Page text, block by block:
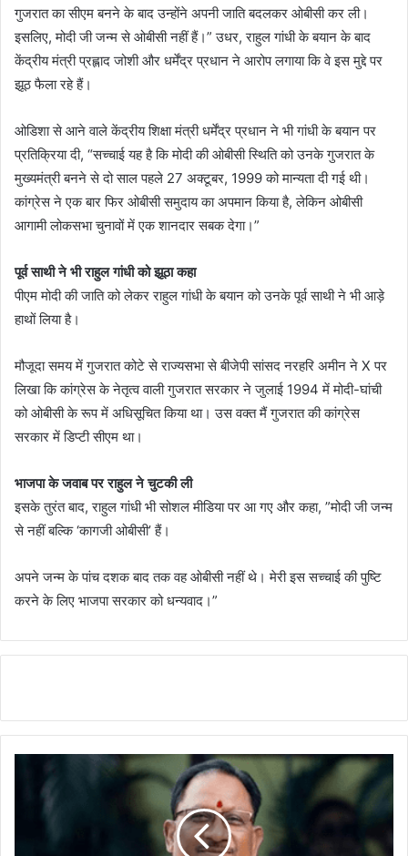
गुजरात का सीएम बनने के बाद उन्होंने अपनी जाति बदलकर ओबीसी कर ली।
इसलिए, मोदी जी जन्म से ओबीसी नहीं हैं।” उधर, राहुल गांधी के बयान के बाद
केंद्रीय मंत्री प्रह्लाद जोशी और धर्मेंद्र प्रधान ने आरोप लगाया कि वे इस मुद्दे पर
झूठ फैला रहे हैं।
ओडिशा से आने वाले केंद्रीय शिक्षा मंत्री धर्मेंद्र प्रधान ने भी गांधी के बयान पर
प्रतिक्रिया दी, “सच्चाई यह है कि मोदी की ओबीसी स्थिति को उनके गुजरात के
मुख्यमंत्री बनने से दो साल पहले 27 अक्टूबर, 1999 को मान्यता दी गई थी।
कांग्रेस ने एक बार फिर ओबीसी समुदाय का अपमान किया है, लेकिन ओबीसी
आगामी लोकसभा चुनावों में एक शानदार सबक देगा।”
पूर्व साथी ने भी राहुल गांधी को झूठा कहा
पीएम मोदी की जाति को लेकर राहुल गांधी के बयान को उनके पूर्व साथी ने भी आड़े
हाथों लिया है।
मौजूदा समय में गुजरात कोटे से राज्यसभा से बीजेपी सांसद नरहरि अमीन ने X पर
लिखा कि कांग्रेस के नेतृत्व वाली गुजरात सरकार ने जुलाई 1994 में मोदी-घांची
को ओबीसी के रूप में अधिसूचित किया था। उस वक्त मैं गुजरात की कांग्रेस
सरकार में डिप्टी सीएम था।
भाजपा के जवाब पर राहुल ने चुटकी ली
इसके तुरंत बाद, राहुल गांधी भी सोशल मीडिया पर आ गए और कहा, ”मोदी जी जन्म
से नहीं बल्कि ‘कागजी ओबीसी’ हैं।
अपने जन्म के पांच दशक बाद तक वह ओबीसी नहीं थे। मेरी इस सच्चाई की पुष्टि
करने के लिए भाजपा सरकार को धन्यवाद।”